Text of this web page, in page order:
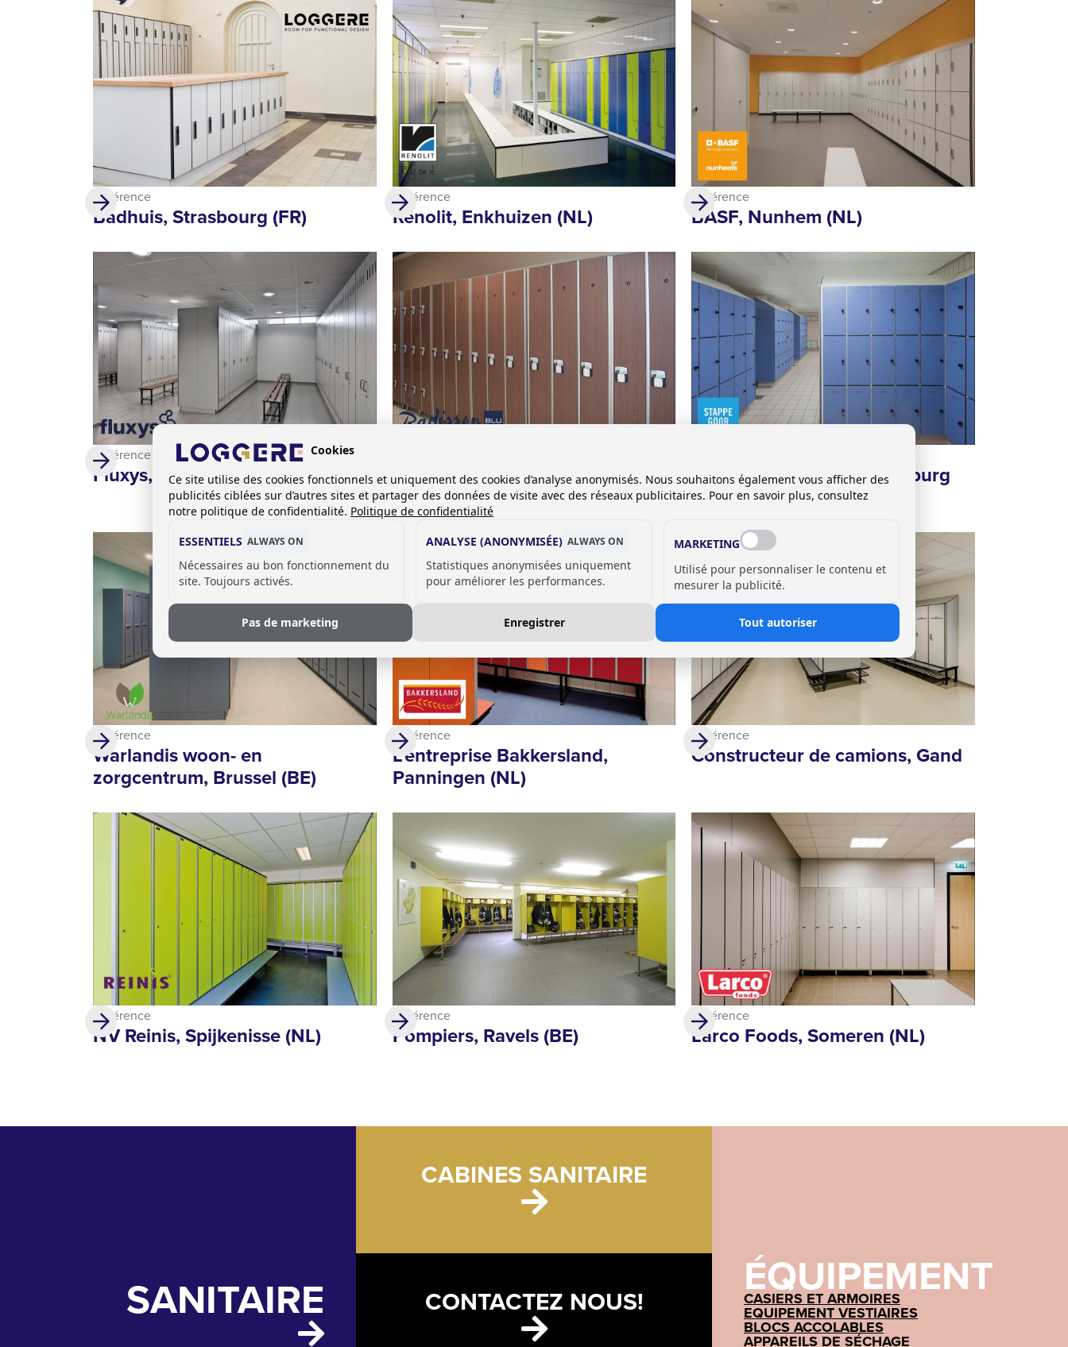
Référence
Badhuis, Strasbourg (FR)
Référence
Renolit, Enkhuizen (NL)
Référence
BASF, Nunhem (NL)
Référence
Fluxys, Loenhout (BE) Radisson Blu Hotel, Nice (FR)
Zwembad Stappegoor, Tilburg
(NL)
Référence
Warlandis woon- en
zorgcentrum, Brussel (BE)
Référence
L'entreprise Bakkersland,
Panningen (NL)
Référence
Constructeur de camions, Gand
Référence
NV Reinis, Spijkenisse (NL)
Référence
Pompiers, Ravels (BE)
Référence
Larco Foods, Someren (NL)
SANITAIRE
CABINES SANITAIRE
CONTACTEZ NOUS! ÉQUIPEMENT
CASIERS ET ARMOIRES
EQUIPEMENT VESTIAIRES
BLOCS ACCOLABLES
APPAREILS DE SÉCHAGE
Cookies
Ce site utilise des cookies fonctionnels et uniquement des cookies d’analyse anonymisés. Nous souhaitons également vous afficher des
publicités ciblées sur d’autres sites et partager des données de visite avec des réseaux publicitaires. Pour en savoir plus, consultez
notre politique de confidentialité. Politique de confidentialité
ESSENTIELS ALWAYS ON
Nécessaires au bon fonctionnement du
site. Toujours activés.
ANALYSE (ANONYMISÉE) ALWAYS ON
Statistiques anonymisées uniquement
pour améliorer les performances.
MARKETING
Utilisé pour personnaliser le contenu et
mesurer la publicité.
Pas de marketing Enregistrer Tout autoriser